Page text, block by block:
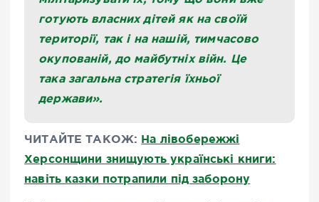
готують власних дітей як на своїй
території, так і на нашій, тимчасово
окупованій, до майбутніх війн. Це
така загальна стратегія їхньої
держави».
ЧИТАЙТЕ ТАКОЖ: На лівобережжі
Херсонщини знищують українські книги:
навіть казки потрапили під заборону